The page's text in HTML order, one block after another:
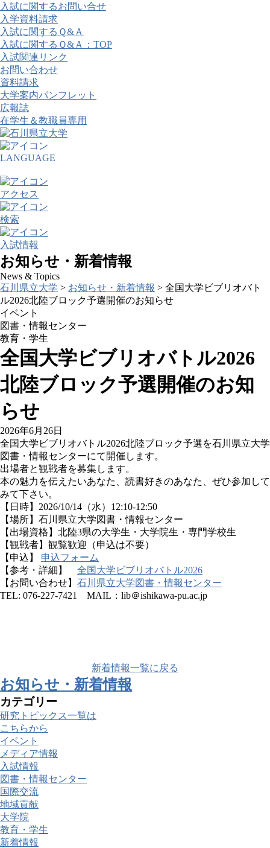
入試に関するお問い合せ
入学資料請求
入試に関するＱ&Ａ
入試に関するＱ&Ａ：TOP
入試関連リンク
お問い合わせ
資料請求
大学案内パンフレット
広報誌
在学生＆教職員専用
LANGUAGE
アクセス
検索
入試情報
お知らせ・新着情報
News & Topics
石川県立大学 > お知らせ・新着情報 > 全国大学ビブリオバト
ル2026北陸ブロック予選開催のお知らせ
イベント
図書・情報センター
教育・学生
全国大学ビブリオバトル2026
北陸ブロック予選開催のお知
らせ
2026年6月26日
全国大学ビブリオバトル2026北陸ブロック予選を石川県立大学
図書・情報センターにて開催します。
出場者と観戦者を募集します。
本の魅力を伝えたいあなた、読書好きのあなた、ぜひ参加して
みて下さい。
【日時】 2026/10/14 （水） 12:10-12:50
【場所】石川県立大学図書・情報センター
【出場資格】北陸3県の大学生・大学院生・専門学校生
【観戦者】観覧歓迎（申込は不要）
【申込】 申込フォーム
【参考・詳細】 全国大学ビブリオバトル2026
【お問い合わせ】 石川県立大学図書・情報センター
TEL: 076-227-7421
MAIL：lib＠ishikawa-pu.ac.jp
新着情報一覧に戻る
お知らせ・新着情報
カテゴリー
研究トピックス一覧は
こちらから
イベント
メディア情報
入試情報
図書・情報センター
国際交流
地域貢献
大学院
教育・学生
新着情報